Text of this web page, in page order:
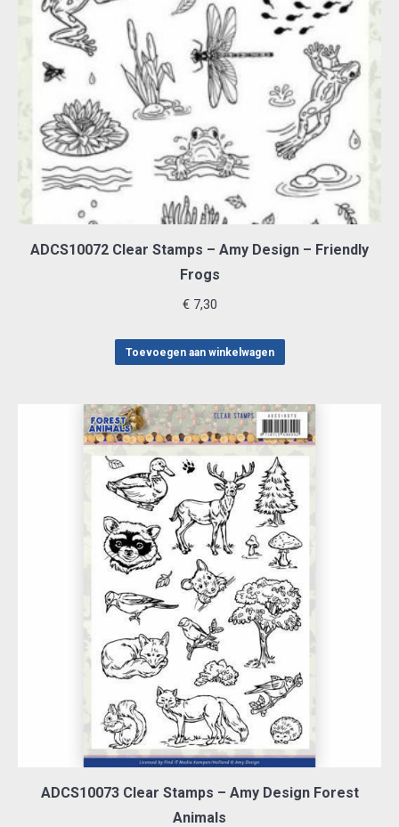
ADCS10072 Clear Stamps – Amy Design – Friendly
Frogs
€7,30
Toevoegen aan winkelwagen
ADCS10073 Clear Stamps – Amy Design Forest
Animals